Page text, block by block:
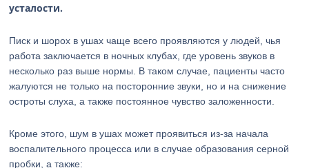
усталости.
Писк и шорох в ушах чаще всего проявляются у людей, чья
работа заключается в ночных клубах, где уровень звуков в
несколько раз выше нормы. В таком случае, пациенты часто
жалуются не только на посторонние звуки, но и на снижение
остроты слуха, а также постоянное чувство заложенности.
Кроме этого, шум в ушах может проявиться из-за начала
воспалительного процесса или в случае образования серной
пробки, а также: